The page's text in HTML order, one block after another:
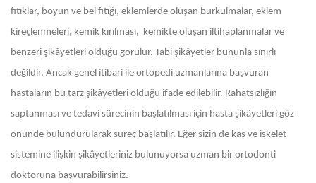
fıtıklar, boyun ve bel fıtığı, eklemlerde oluşan burkulmalar, eklem
kireçlenmeleri, kemik kırılması, kemikte oluşan iltihaplanmalar ve
benzeri şikâyetleri olduğu görülür. Tabi şikâyetler bununla sınırlı
değildir. Ancak genel itibari ile ortopedi uzmanlarına başvuran
hastaların bu tarz şikâyetleri olduğu ifade edilebilir. Rahatsızlığın
saptanması ve tedavi sürecinin başlatılması için hasta şikâyetleri göz
önünde bulundurularak süreç başlatılır. Eğer sizin de kas ve iskelet
sistemine ilişkin şikâyetleriniz bulunuyorsa uzman bir ortodonti
doktoruna başvurabilirsiniz.